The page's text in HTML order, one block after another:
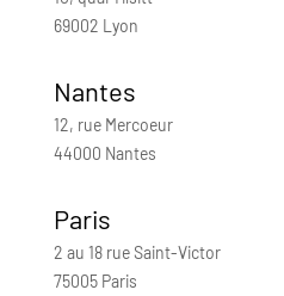
69002 Lyon
Nantes
12, rue Mercoeur
44000 Nantes
Paris
2 au 18 rue Saint-Victor
75005 Paris